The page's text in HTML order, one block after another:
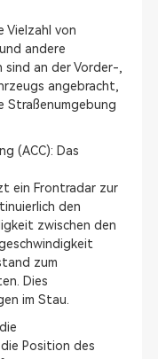
Vielzahl von
andere
sind an der Vorder-,
angebracht,
Straßenumgebung
(ACC): Das
ein Frontradar zur
den
zwischen den
zum
Dies
im Stau.
Position des